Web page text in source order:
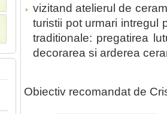
vizitand atelierul de
turistii pot urmari intregul
traditionale: pregatirea
decorarea si arderea
Obiectiv recomandat de